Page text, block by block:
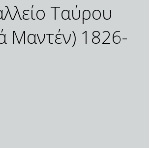
Ταύρου
Μαντέν) 1826-